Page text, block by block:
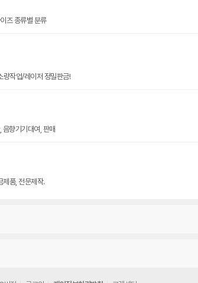
즈 종류별 분류
량작업/레이저 정밀판금!
향기기대여, 판매
제품, 전문제작.